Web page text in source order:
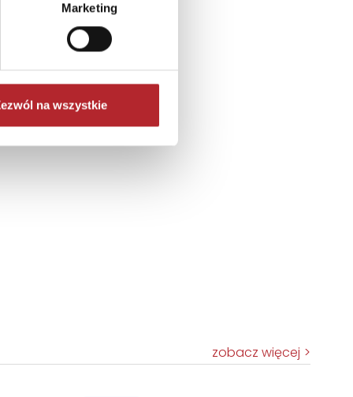
Marketing
na wszystkie
zobacz więcej